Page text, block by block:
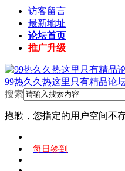
访客留言
最新地址
论坛首页
推广升级
99热久久热这里只有精品论
搜索
抱歉，您指定的用户空间不
每日签到